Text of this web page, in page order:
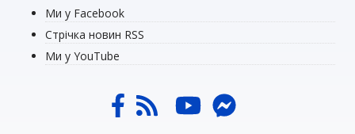
Ми у Facebook
Стрічка новин RSS
Ми у YouTube